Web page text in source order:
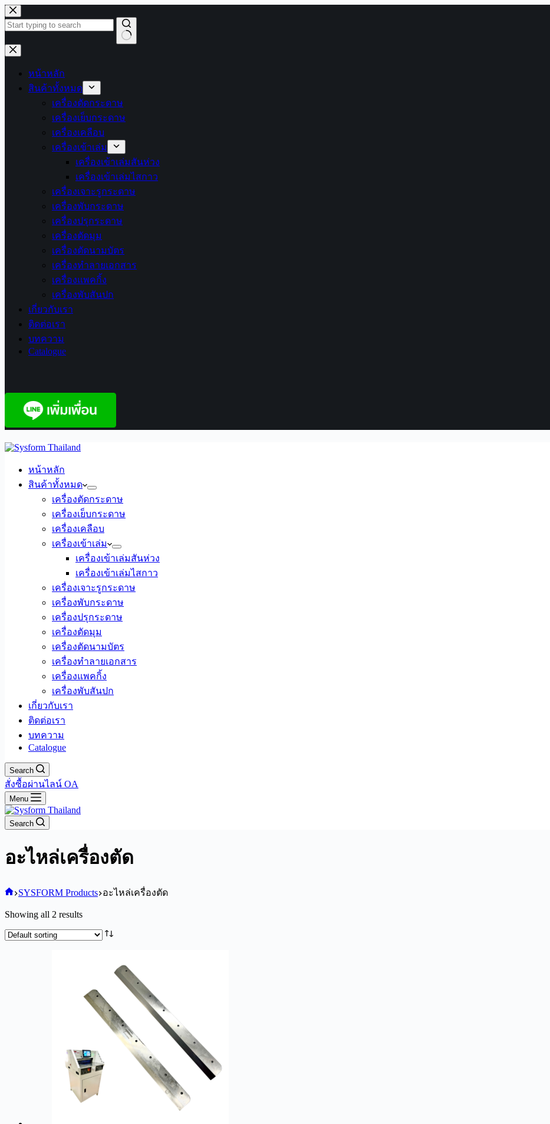
Skip
to
content
No
results
หน้าหลัก
สินค้าทั้งหมด
เครื่องตัดกระดาษ
เครื่องเย็บกระดาษ
เครื่องเคลือบ
เครื่องเข้าเล่ม
เครื่องเข้าเล่มสันห่วง
เครื่องเข้าเล่มไสกาว
เครื่องเจาะรูกระดาษ
เครื่องพับกระดาษ
เครื่องปรุกระดาษ
เครื่องตัดมุม
เครื่องตัดนามบัตร
เครื่องทำลายเอกสาร
เครื่องแพคกิ้ง
เครื่องพับสันปก
เกี่ยวกับเรา
ติดต่อเรา
บทความ
Catalogue
หน้าหลัก
สินค้าทั้งหมด
เครื่องตัดกระดาษ
เครื่องเย็บกระดาษ
เครื่องเคลือบ
เครื่องเข้าเล่ม
เครื่องเข้าเล่มสันห่วง
เครื่องเข้าเล่มไสกาว
เครื่องเจาะรูกระดาษ
เครื่องพับกระดาษ
เครื่องปรุกระดาษ
เครื่องตัดมุม
เครื่องตัดนามบัตร
เครื่องทำลายเอกสาร
เครื่องแพคกิ้ง
เครื่องพับสันปก
เกี่ยวกับเรา
ติดต่อเรา
บทความ
Catalogue
Search
สั่งซื้อผ่านไลน์ OA
Menu
Search
อะไหล่เครื่องตัด
Home
SYSFORM Products อะไหล่เครื่องตัด
Showing all 2 results